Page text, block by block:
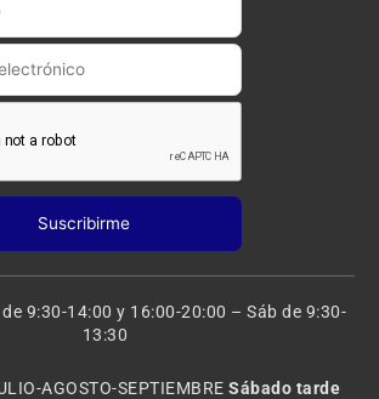
a
9:30-14:00 y 16:00-20:00 – Sáb de 9:30-
13:30
AGOSTO-SEPTIEMBRESábado tarde